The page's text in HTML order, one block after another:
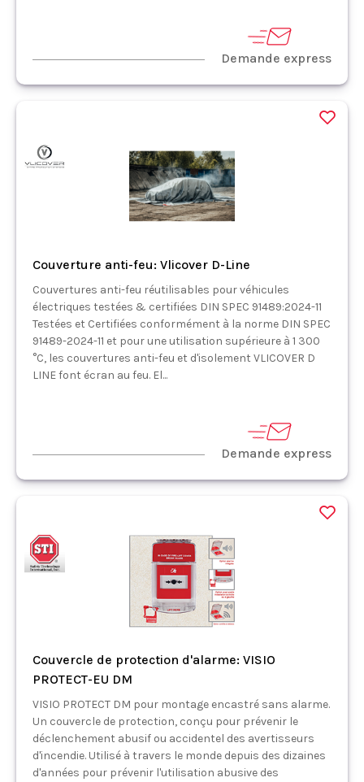
Demande express
Couverture anti-feu: Vlicover D-Line
Couvertures anti-feu réutilisables pour véhicules
électriques testées & certifiées DIN SPEC 91489:2024-11
Testées et Certifiées conformément à la norme DIN SPEC
91489-2024-11 et pour une utilisation supérieure à 1 300
°C, les couvertures anti-feu et d'isolement VLICOVER D
LINE font écran au feu. El...
Demande express
Couvercle de protection d'alarme: VISIO
PROTECT-EU DM
VISIO PROTECT DM pour montage encastré sans alarme.
Un couvercle de protection, conçu pour prévenir le
déclenchement abusif ou accidentel des avertisseurs
d'incendie. Utilisé à travers le monde depuis des dizaines
d'années pour prévenir l'utilisation abusive des